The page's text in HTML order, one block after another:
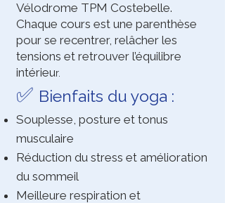
Vélodrome TPM Costebelle.
Chaque cours est une parenthèse
pour se recentrer, relâcher les
tensions et retrouver l’équilibre
intérieur.
✅ Bienfaits du yoga :
Souplesse, posture et tonus
musculaire
Réduction du stress et amélioration
du sommeil
Meilleure respiration et